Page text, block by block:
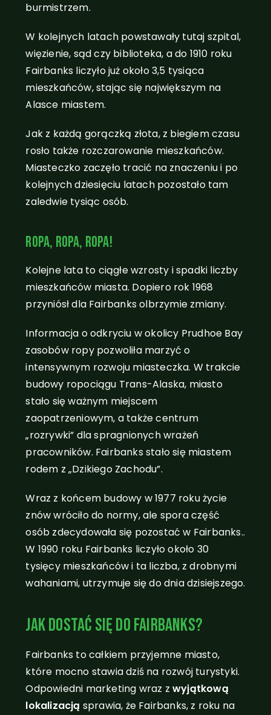
burmistrzem.
W kolejnych latach powstawały tutaj szpital,
więzienie, sąd czy biblioteka, a do 1910 roku
Fairbanks liczyło już około 3,5 tysiąca
mieszkańców, stając się największym na
Alasce miastem.
Jak z każdą gorączką złota, z biegiem czasu
rosło także rozczarowanie mieszkańców.
Miasteczko zaczęło tracić na znaczeniu i po
kolejnych dziesięciu latach pozostało tam
zaledwie tysiąc osób.
Ropa, ropa, ropa!
Kolejne lata to ciągłe wzrosty i spadki liczby
mieszkańców miasta. Dopiero rok 1968
przyniósł dla Fairbanks olbrzymie zmiany.
Informacja o odkryciu w okolicy Prudhoe Bay
zasobów ropy pozwoliła marzyć o
intensywnym rozwoju miasteczka. W trakcie
budowy ropociągu Trans-Alaska, miasto
stało się ważnym miejscem
zaopatrzeniowym, a także centrum
„rozrywki” dla spragnionych wrażeń
pracowników. Fairbanks stało się miastem
rodem z „Dzikiego Zachodu”.
Wraz z końcem budowy w 1977 roku życie
znów wróciło do normy, ale spora część
osób zdecydowała się pozostać w Fairbanks..
W 1990 roku Fairbanks liczyło około 30
tysięcy mieszkańców i ta liczba, z drobnymi
wahaniami, utrzymuje się do dnia dzisiejszego.
Jak dostać się do Fairbanks?
Fairbanks to całkiem przyjemne miasto,
które mocno stawia dziś na rozwój turystyki.
Odpowiedni marketing wraz zwyjątkową
lokalizacją sprawia, że Fairbanks, z roku na